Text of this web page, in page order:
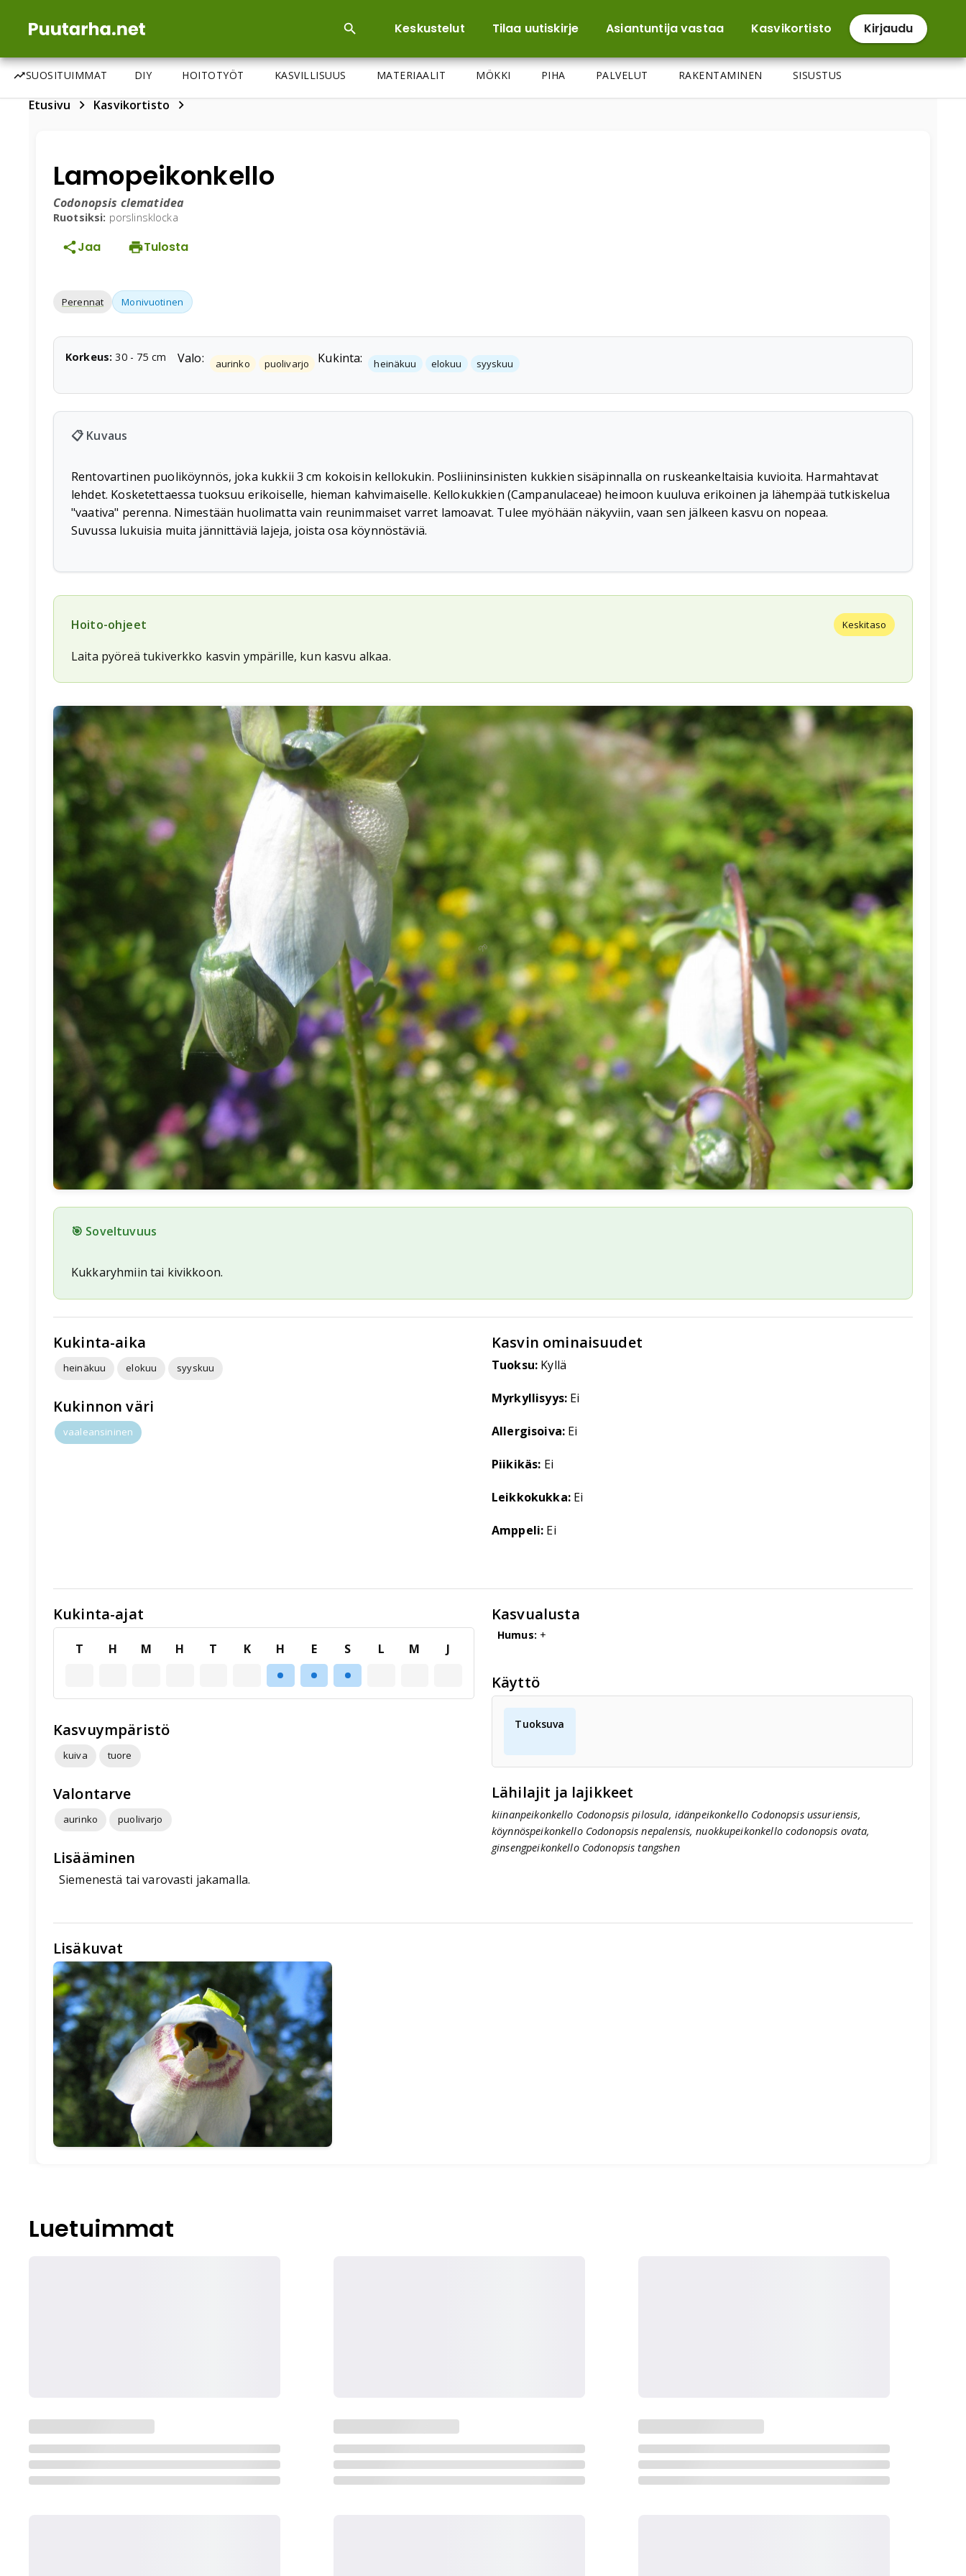
Keskustelut Tilaa uutiskirje Asiantuntija vastaa Kasvikortisto Kirjaudu
SUOSITUIMMAT DIY HOITOTYÖT KASVILLISUUS MATERIAALIT MÖKKI PIHA PALVELUT RAKENTAMINEN SISUSTUS
Etusivu Kasvikortisto
Lamopeikonkello
Codonopsis clematidea
Ruotsiksi: porslinsklocka
Jaa Tulosta
Perennat Monivuotinen
Korkeus: 30- 75 cm Valo: aurinko puolivarjo Kukinta: heinäkuu elokuu syyskuu
📋 Kuvaus
Rentovartinen puoliköynnös, joka kukkii 3 cm kokoisin kellokukin. Posliininsinisten kukkien sisäpinnalla on ruskeankeltaisia kuvioita. Harmahtavat
lehdet. Kosketettaessa tuoksuu erikoiselle, hieman kahvimaiselle. Kellokukkien (Campanulaceae) heimoon kuuluva erikoinen ja lähempää tutkiskelua
"vaativa" perenna. Nimestään huolimatta vain reunimmaiset varret lamoavat. Tulee myöhään näkyviin, vaan sen jälkeen kasvu on nopeaa.
Suvussa lukuisia muita jännittäviä lajeja, joista osa köynnöstäviä.
Hoito-ohjeet Keskitaso
Laita pyöreä tukiverkko kasvin ympärille, kun kasvu alkaa.
🌱
🎯 Soveltuvuus
Kukkaryhmiin tai kivikkoon.
Kukinta-aika
heinäkuu elokuu syyskuu
Kukinnon väri
vaaleansininen
Kasvin ominaisuudet
Tuoksu: Kyllä
Myrkyllisyys: Ei
Allergisoiva: Ei
Piikikäs: Ei
Leikkokukka: Ei
Amppeli: Ei
Kukinta-ajat
T H M H T K H E S L M J
Kasvuympäristö
kuiva tuore
Valontarve
aurinko puolivarjo
Lisääminen
Siemenestä tai varovasti jakamalla.
Kasvualusta
Humus: +
Käyttö
Tuoksuva
Lähilajit ja lajikkeet
kiinanpeikonkello Codonopsis pilosula, idänpeikonkello Codonopsis ussuriensis,
köynnöspeikonkello Codonopsis nepalensis, nuokkupeikonkello codonopsis ovata,
ginsengpeikonkello Codonopsis tangshen
Lisäkuvat
🖼️
Luetuimmat